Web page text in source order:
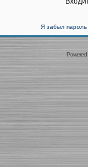
Я забыл пароль